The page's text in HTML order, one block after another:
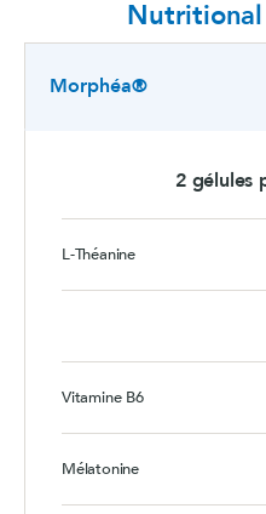
Morphéa®
2 gélules
L-Théanine
Vitamine B6
Mélatonine